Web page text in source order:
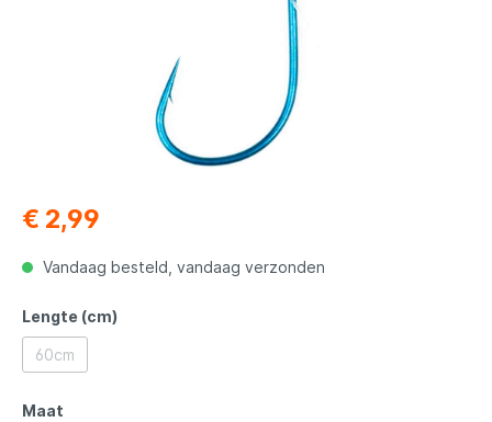
€ 2,99
Vandaag besteld, vandaag verzonden
Lengte (cm)
60cm
Maat